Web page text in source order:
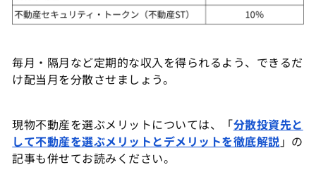
毎月・隔月など定期的な収入を得られるよう、できるだ
け配当月を分散させましょう。
現物不動産を選ぶメリットについては、「分散投資先と
して不動産を選ぶメリットとデメリットを徹底解説 」の
記事も併せてお読みください。